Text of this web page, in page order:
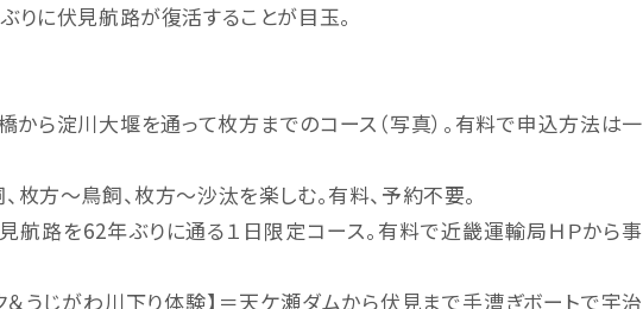
りに伏見航路が復活することが目玉。
ら淀川大堰を通って枚方までのコース（写真）。有料で申込方法は一
枚方～鳥飼、枚方～沙汰を楽しむ。有料、予約不要。
路を62年ぶりに通る１日限定コース。有料で近畿運輸局ＨＰから事
＆うじがわ川下り体験】＝天ケ瀬ダムから伏見まで手漕ぎボートで宇治